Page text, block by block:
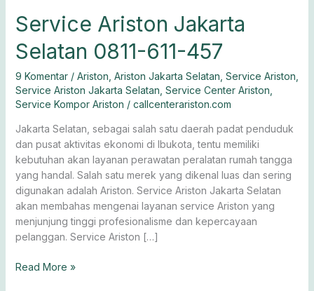
Service Ariston Jakarta
Selatan 0811-611-457
9 Komentar / Ariston, Ariston Jakarta Selatan, Service Ariston,
Service Ariston Jakarta Selatan, Service Center Ariston,
Service Kompor Ariston / callcenterariston.com
Jakarta Selatan, sebagai salah satu daerah padat penduduk
dan pusat aktivitas ekonomi di Ibukota, tentu memiliki
kebutuhan akan layanan perawatan peralatan rumah tangga
yang handal. Salah satu merek yang dikenal luas dan sering
digunakan adalah Ariston. Service Ariston Jakarta Selatan
akan membahas mengenai layanan service Ariston yang
menjunjung tinggi profesionalisme dan kepercayaan
pelanggan. Service Ariston […]
Read More »